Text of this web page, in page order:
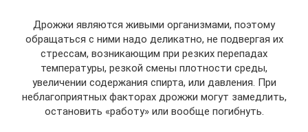
Дрожжи являются живыми организмами, поэтому
обращаться с ними надо деликатно, не подвергая их
стрессам, возникающим при резких перепадах
температуры, резкой смены плотности среды,
увеличении содержания спирта, или давления. При
неблагоприятных факторах дрожжи могут замедлить,
остановить «работу» или вообще погибнуть.